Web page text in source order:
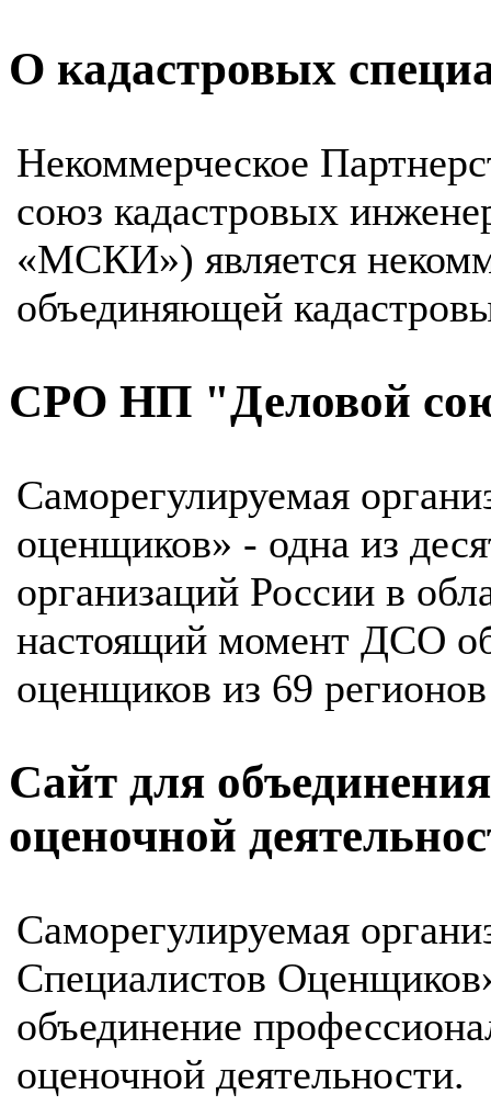
О кадастровых
Некоммерческое
союз кадастровых
«МСКИ») является
объединяющей
СРО НП "Деловой
Саморегулируемая
оценщиков» - одна из
организаций России в
настоящий момент ДСО
оценщиков из 69
Сайт для
оценочной
Саморегулируемая
Специалистов
объединение
оценочной деятельности.